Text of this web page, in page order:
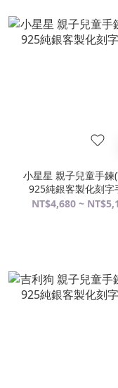
小星星 親子兒童手鍊
925純銀客製化刻字
NT$4,680 ~